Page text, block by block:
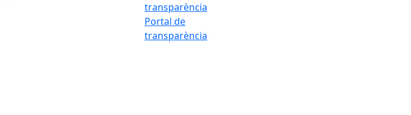
Portal de
transparència